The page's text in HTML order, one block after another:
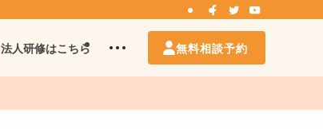
法人研修はこちら 無料相談予約